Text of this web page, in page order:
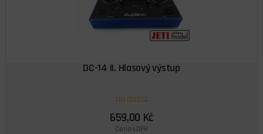
DC-14 II. Hlasový výstup
na dotaz
659,00 Kč
Cena s DPH